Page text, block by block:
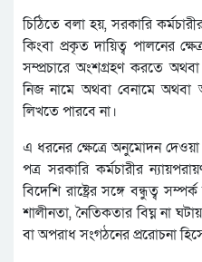
চিঠিতে বলা হয়, সরকারি
কিংবা প্রকৃত দায়িত্ব পালনের
সম্প্রচারে অংশগ্রহণ করতে
নিজ নামে অথবা বেনামে অথবা
লিখতে পারবে না।
এ ধরনের ক্ষেত্রে অনুমোদন দেওয়া
পত্র সরকারি কর্মচারীর
বিদেশি রাষ্ট্রের সঙ্গে বন্ধুত্ব
শালীনতা, নৈতিকতার বিঘ্ন না
বা অপরাধ সংগঠনের প্ররোচনা